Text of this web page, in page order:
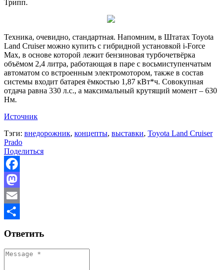
Трипп.
Техника, очевидно, стандартная. Напомним, в Штатах Toyota
Land Cruiser можно купить с гибридной установкой i-Force
Max, в основе которой лежит бензиновая турбочетвёрка
объёмом 2,4 литра, работающая в паре с восьмиступенчатым
автоматом со встроенным электромотором, также в состав
системы входит батарея ёмкостью 1,87 кВт*ч. Совокупная
отдача равна 330 л.с., а максимальный крутящий момент – 630
Нм.
Источник
Тэги: внедорожник, концепты, выставки, Toyota Land Cruiser
Prado
Поделиться
Facebook
Mastodon
Email
Ответить